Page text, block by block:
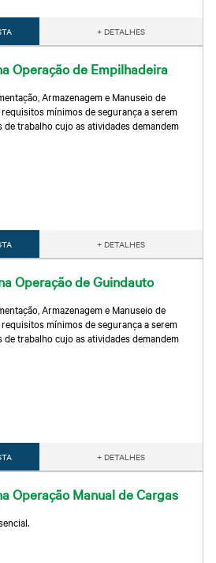
+ DETALHES
Operação de Empilhadeira
Armazenagem e Manuseio de
mínimos de segurança a serem
trabalho cujo as atividades demandem
+ DETALHES
Operação de Guindauto
Armazenagem e Manuseio de
mínimos de segurança a serem
trabalho cujo as atividades demandem
+ DETALHES
Operação Manual de Cargas